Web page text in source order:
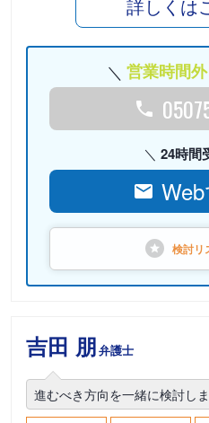
詳しくは
営業時間外
24時間
検討リ
吉田 朋弁護士
進むべき方向を一緒に検討し